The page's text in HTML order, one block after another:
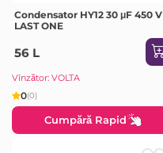
Condensator HY12 30 μF 450 V
LAST ONE
56 L
Vînzător: VOLTA
0(0)
Cumpără Rapid